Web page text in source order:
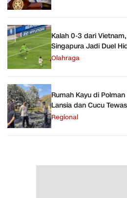
Kalah 0-3 dari
Singapura Jadi Duel
Olahraga
Rumah Kayu di
Lansia dan Cucu
Regional